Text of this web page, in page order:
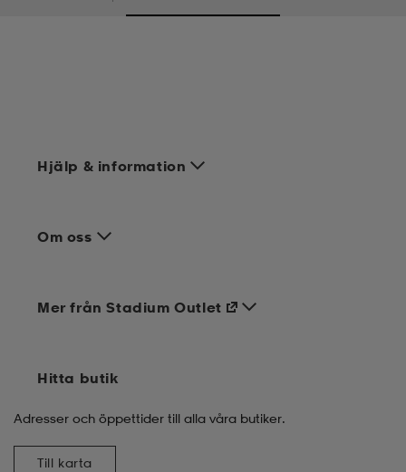
Hjälp & information
Om oss
Mer från Stadium Outlet
Hitta butik
Adresser och öppettider till alla våra butiker.
Till karta